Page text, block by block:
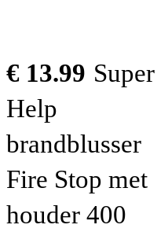
€ 13.99 Super
Help
brandblusser
Fire Stop met
houder 400